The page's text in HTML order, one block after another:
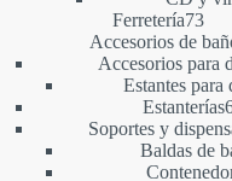
Ferretería7373
Accesorios de
Accesorios para
Estantes para
Estanterías
Soportes y
Baldas de